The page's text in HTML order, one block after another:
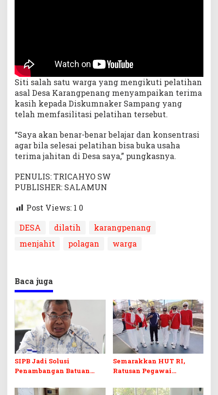
Siti salah satu warga yang mengikuti pelatihan
asal Desa Karangpenang menyampaikan terima
kasih kepada Diskumnaker Sampang yang
telah memfasilitasi pelatihan tersebut.
“Saya akan benar-benar belajar dan konsentrasi
agar bila selesai pelatihan bisa buka usaha
terima jahitan di Desa saya,” pungkasnya.
PENULIS: TRICAHYO SW
PUBLISHER: SALAMUN
Post Views: 1 0
DESA
dilatih
karangpenang
menjahit
polagan warga
Baca juga
SIPB Jadi Solusi
Penambangan Batuan
di Sultra
Semarakkan HUT RI,
Ratusan Pegawai
Ikuti Lomba Bola Gotong